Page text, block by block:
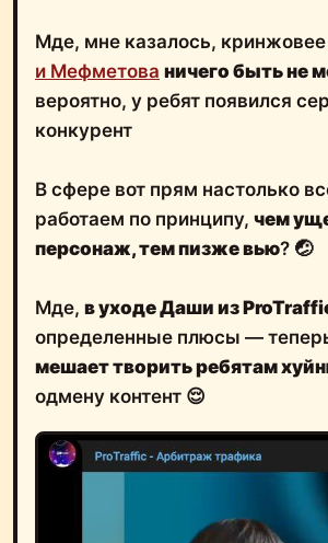
Мде, мне казалось, кринжовее
и Мефметова ничего быть не
вероятно, у ребят появился
конкурент
В сфере вот прям настолько
работаем по принципу, чем
персонаж, тем пизже вью? 🤕
Мде, в уходе Даши из
определенные плюсы —
мешает творить ребятам
одмену контент 😌